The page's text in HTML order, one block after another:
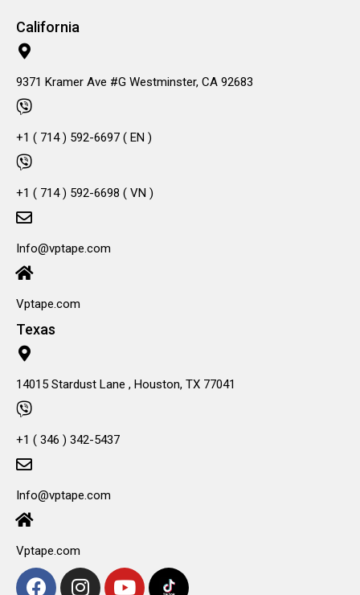
California
9371 Kramer Ave #G Westminster, CA 92683
+1 ( 714 ) 592-6697 ( EN )
+1 ( 714 ) 592-6698 ( VN )
Info@vptape.com
Vptape.com
Texas
14015 Stardust Lane , Houston, TX 77041
+1 ( 346 ) 342-5437
Info@vptape.com
Vptape.com